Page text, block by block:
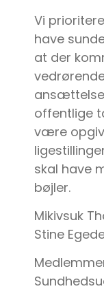
Vi
have
at der
offentlige
være
skal have
bøjler.
Mikivsuk
Stine